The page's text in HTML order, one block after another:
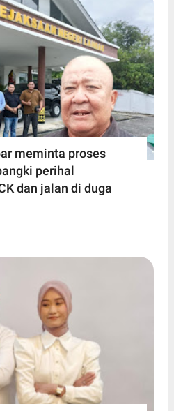
meminta proses
perihal
dan jalan di duga